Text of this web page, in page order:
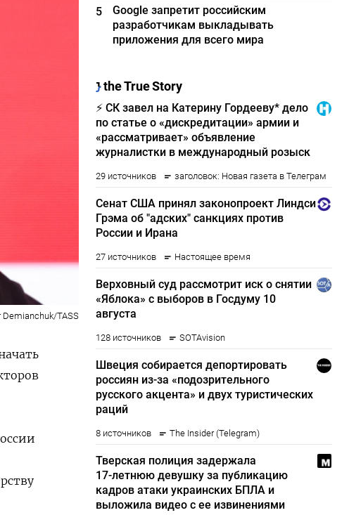
Demianchuk/TASS
5
Google запретит российским
разработчикам выкладывать
приложения для всего мира